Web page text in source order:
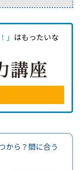
」 はもったいな
から？間に合う